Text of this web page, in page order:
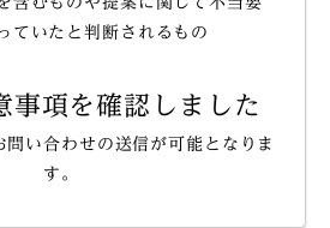
ていたと判断されるもの
事項を確認しました
い合わせの送信が可能となりま
す。